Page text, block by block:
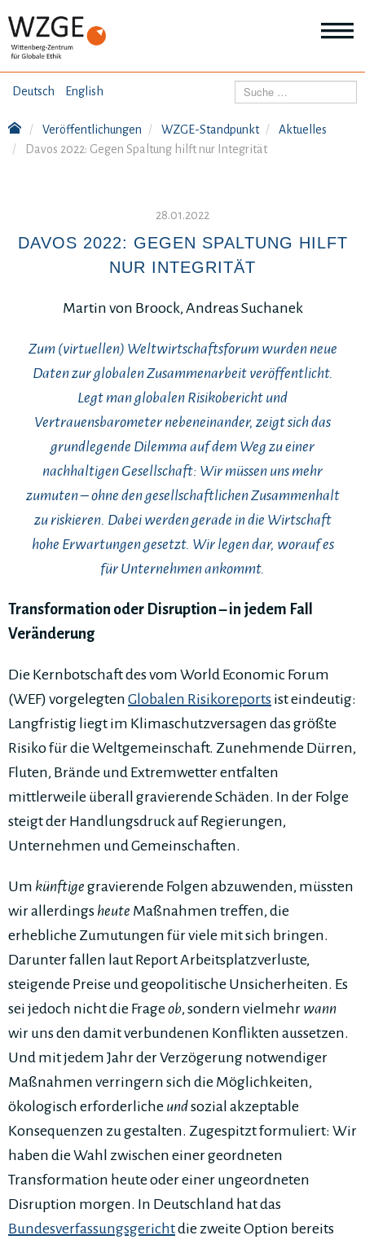
Deutsch English THEMEN
ANGEBOTE
Suchen
Veröffentlichungen WZGE-Standpunkt
Aktuelles
Davos 2022: Gegen Spaltung hilft nur Integrität
28.01.2022
DAVOS 2022: GEGEN SPALTUNG HILFT
NUR INTEGRITÄT
Martin von Broock, Andreas Suchanek
Zum (virtuellen) Weltwirtschaftsforum wurden neue
Daten zur globalen Zusammenarbeit veröffentlicht.
Legt man globalen Risikobericht und
Vertrauensbarometer nebeneinander, zeigt sich das
grundlegende Dilemma auf dem Weg zu einer
nachhaltigen Gesellschaft: Wir müssen uns mehr
zumuten – ohne den gesellschaftlichen Zusammenhalt
zu riskieren. Dabei werden gerade in die Wirtschaft
hohe Erwartungen gesetzt. Wir legen dar, worauf es
für Unternehmen ankommt.
Transformation oder Disruption – in jedem Fall
Veränderung
Die Kernbotschaft des vom World Economic Forum
(WEF) vorgelegten Globalen Risikoreports ist eindeutig:
Langfristig liegt im Klimaschutzversagen das größte
Risiko für die Weltgemeinschaft. Zunehmende Dürren,
Fluten, Brände und Extremwetter entfalten
mittlerweile überall gravierende Schäden. In der Folge
steigt der Handlungsdruck auf Regierungen,
Unternehmen und Gemeinschaften.
Um künftige gravierende Folgen abzuwenden, müssten
wir allerdings heute Maßnahmen treffen, die
erhebliche Zumutungen für viele mit sich bringen.
Darunter fallen laut Report Arbeitsplatzverluste,
steigende Preise und geopolitische Unsicherheiten. Es
sei jedoch nicht die Frageob, sondern vielmehr wann
wir uns den damit verbundenen Konflikten aussetzen.
Und mit jedem Jahr der Verzögerung notwendiger
Maßnahmen verringern sich die Möglichkeiten,
ökologisch erforderliche undsozial akzeptable
Konsequenzen zu gestalten. Zugespitzt formuliert: Wir
haben die Wahl zwischen einer geordneten
Transformation heute oder einer ungeordneten
Disruption morgen. In Deutschland hat das
Bundesverfassungsgerichtdie zweite Option bereits